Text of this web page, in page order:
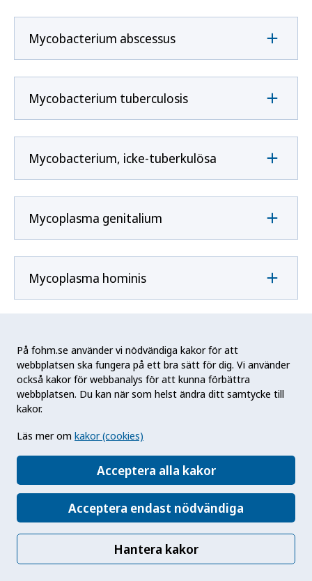
På fohm.se använder vi nödvändiga kakor för att
webbplatsen ska fungera på ett bra sätt för dig. Vi använder
också kakor för webbanalys för att kunna förbättra
webbplatsen. Du kan när som helst ändra ditt samtycke till
kakor.
Läs mer om kakor (cookies)
Acceptera alla kakor
Acceptera endast nödvändiga
Hantera kakor
Mycobacterium abscessus
Mycobacterium tuberculosis
Mycobacterium, icke-tuberkulösa
Mycoplasma genitalium
Mycoplasma hominis
N
Neisseria gonorrhoeae
Neisseria meningitidis